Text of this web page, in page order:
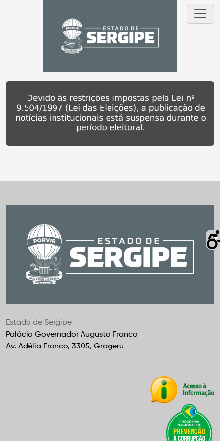
Estado de Sergipe
Palácio Governador Augusto Franco
Av. Adélia Franco, 3305, Grageru